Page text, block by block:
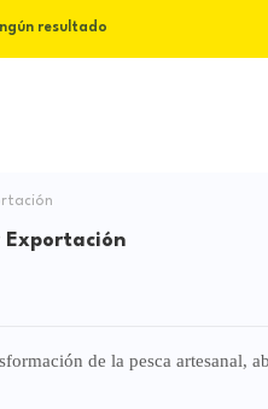
resultado
Exportación
de la pesca artesanal,